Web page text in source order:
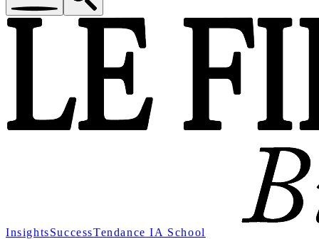
InsightsSuccessTendance IA School